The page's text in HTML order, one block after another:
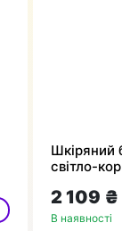
Шкіряний
світло-
2 109 ₴
В наявності